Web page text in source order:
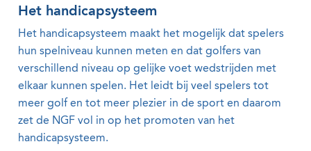
Het handicapsysteem
Het handicapsysteem maakt het mogelijk dat spelers
hun spelniveau kunnen meten en dat golfers van
verschillend niveau op gelijke voet wedstrijden met
elkaar kunnen spelen. Het leidt bij veel spelers tot
meer golf en tot meer plezier in de sport en daarom
zet de NGF vol in op het promoten van het
handicapsysteem.